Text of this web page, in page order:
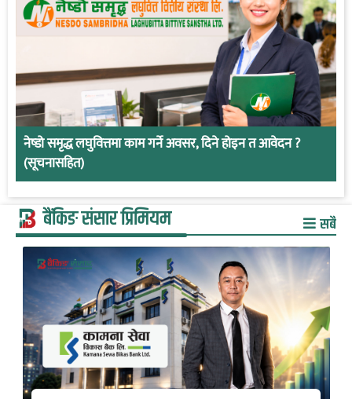
नेष्डो समृद्ध लघुवित्तमा काम गर्ने अवसर, दिने होइन त आवेदन ?
(सूचनासहित)
बैंकिङ संसार प्रिमियम सबै